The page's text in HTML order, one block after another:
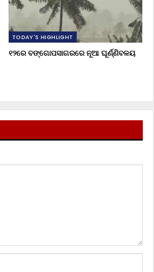
TODAY'S HIGHLIGHT
୧୨ରେ ବଙ୍ଗୋପସାଗରରେ ନୂଆ ଘୂର୍ଣ୍ଣିବଳୟ